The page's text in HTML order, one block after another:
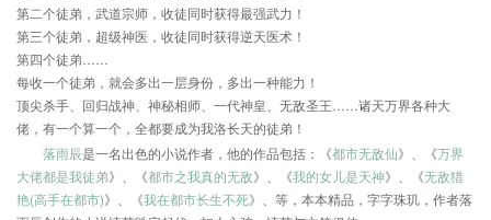
第二个徒弟，武道宗师，收徒同时获得最强武力！
第三个徒弟，超级神医，收徒同时获得逆天医术！
第四个徒弟……
每收一个徒弟，就会多出一层身份，多出一种能力！
顶尖杀手、回归战神、神秘相师、一代神皇、无敌圣王……诸天万界各种大
佬，有一个算一个，全都要成为我洛长天的徒弟！
落雨辰是一名出色的小说作者，他的作品包括：《都市无敌仙》、《万界
大佬都是我徒弟》、《都市之我真的无敌》、《我的女儿是天神》、《无敌猎
艳(高手在都市)》、《我在都市长生不死》、等，本本精品，字字珠玑，作者落